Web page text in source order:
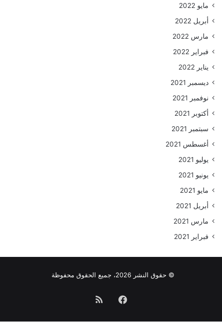
مايو 2022
أبريل 2022
مارس 2022
فبراير 2022
يناير 2022
ديسمبر 2021
نوفمبر 2021
أكتوبر 2021
سبتمبر 2021
أغسطس 2021
يوليو 2021
يونيو 2021
مايو 2021
أبريل 2021
مارس 2021
فبراير 2021
© حقوق النشر 2026، جميع الحقوق محفوظة
فيسبوكملخص